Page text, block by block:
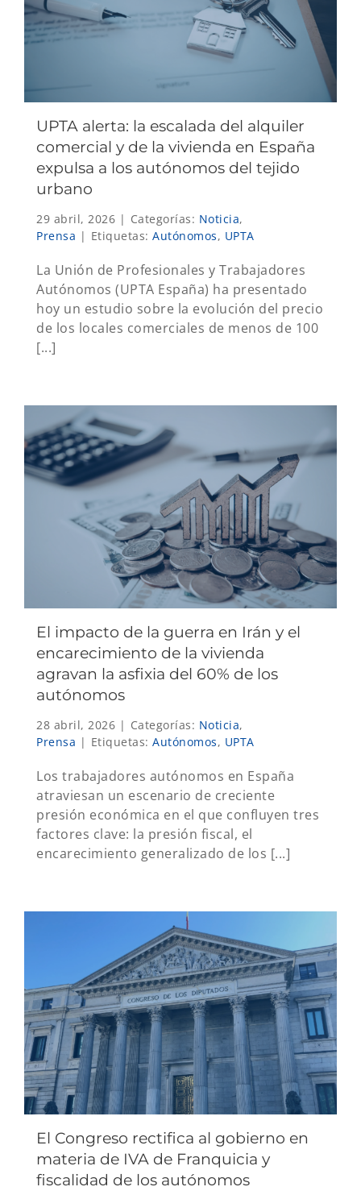
UPTA alerta: la escalada del alquiler
comercial y de la vivienda en España
expulsa a los autónomos del tejido
urbano
29 abril, 2026 | Categorías: Noticia,
Prensa | Etiquetas: Autónomos, UPTA
La Unión de Profesionales y Trabajadores
Autónomos (UPTA España) ha presentado
hoy un estudio sobre la evolución del precio
de los locales comerciales de menos de 100
[...]
El impacto de la guerra en Irán y el
encarecimiento de la vivienda
agravan la asfixia del 60% de los
autónomos
28 abril, 2026 | Categorías: Noticia,
Prensa | Etiquetas: Autónomos, UPTA
Los trabajadores autónomos en España
atraviesan un escenario de creciente
presión económica en el que confluyen tres
factores clave: la presión fiscal, el
encarecimiento generalizado de los [...]
El Congreso rectifica al gobierno en
materia de IVA de Franquicia y
fiscalidad de los autónomos